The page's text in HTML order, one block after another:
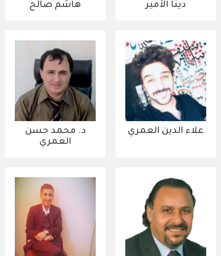
دينا الأمير هاشم صالح
علاء الدين العمري
د. محمد حسن
العمري